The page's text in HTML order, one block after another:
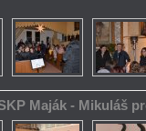
Maják - Mikuláš